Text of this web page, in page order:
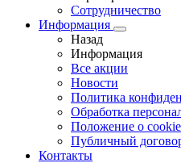
Сотрудничество
Информация
Назад
Информация
Все акции
Новости
Политика
Обработка
Положение о
Публичный
Контакты